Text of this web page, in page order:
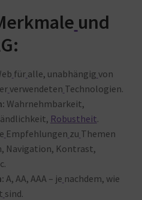
und
für alle, unabhängig von
verwendeten Technologien.
Wahrnehmbarkeit,
Robustheit.
Empfehlungen zu Themen
Navigation, Kontrast,
A, AA, AAA – je nachdem, wie
sind.